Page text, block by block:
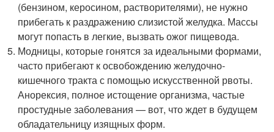
(бензином, керосином, растворителями), не нужно
прибегать к раздражению слизистой желудка. Массы
могут попасть в легкие, вызвать ожог пищевода.
Модницы, которые гонятся за идеальными формами,
часто прибегают к освобождению желудочно-
кишечного тракта с помощью искусственной рвоты.
Анорексия, полное истощение организма, частые
простудные заболевания — вот, что ждет в будущем
обладательницу изящных форм.